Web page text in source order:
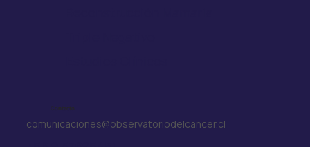
Contacto
comunicaciones@observatoriodelcancer.cl